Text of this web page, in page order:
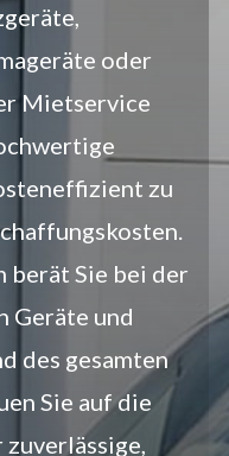
oder
Mietservice
zu
berät Sie bei der
Geräte und
des gesamten
Sie auf die